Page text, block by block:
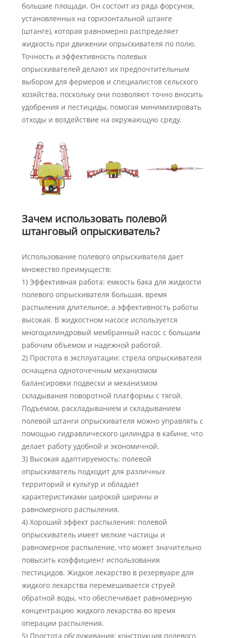
большие площади. Он состоит из ряда форсунок,
установленных на горизонтальной штанге
(штанге), которая равномерно распределяет
жидкость при движении опрыскивателя по полю.
Точность и эффективность полевых
опрыскивателей делают их предпочтительным
выбором для фермеров и специалистов сельского
хозяйства, поскольку они позволяют точно вносить
удобрения и пестициды, помогая минимизировать
отходы и воздействие на окружающую среду.
Зачем использовать полевой
штанговый опрыскиватель?
Использование полевого опрыскивателя дает
множество преимуществ:
1) Эффективная работа: емкость бака для жидкости
полевого опрыскивателя большая, время
распыления длительное, а эффективность работы
высокая. В жидкостном насосе используется
многоцилиндровый мембранный насос с большим
рабочим объемом и надежной работой.
2) Простота в эксплуатации: стрела опрыскивателя
оснащена одноточечным механизмом
балансировки подвески и механизмом
складывания поворотной платформы с тягой.
Подъёмом, раскладыванием и складыванием
полевой штанги опрыскивателя можно управлять с
помощью гидравлического цилиндра в кабине, что
делает работу удобной и экономичной.
3) Высокая адаптируемость: полевой
опрыскиватель подходит для различных
территорий и культур и обладает
характеристиками широкой ширины и
равномерного распыления.
4) Хороший эффект распыления: полевой
опрыскиватель имеет мелкие частицы и
равномерное распыление, что может значительно
повысить коэффициент использования
пестицидов. Жидкое лекарство в резервуаре для
жидкого лекарства перемешивается струей
обратной воды, что обеспечивает равномерную
концентрацию жидкого лекарства во время
операции распыления.
5) Простота обслуживания: конструкция полевого